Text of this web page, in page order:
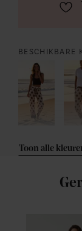
BESCHIKBARE
Toon alle